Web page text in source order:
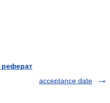
acceptance date